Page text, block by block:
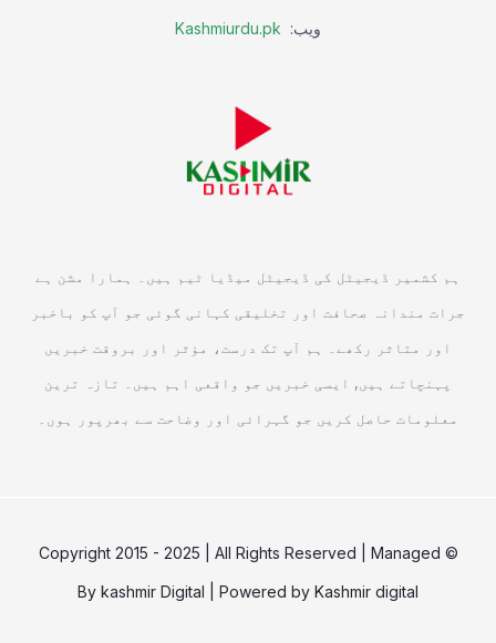
ویب: Kashmiurdu.pk
ہم کشمیر ڈیجیٹل کی ڈیجیٹل میڈیا ٹیم ہیں۔ ہمارا مشن ہے
جرات مندانہ صحافت اور تخلیقی کہانی گوئی جو آپ کو باخبر
اور متاثر رکھے۔ ہم آپ تک درست، مؤثر اور بروقت خبریں
پہنچاتے ہیں, ایسی خبریں جو واقعی اہم ہیں۔ تازہ ترین
معلومات حاصل کریں جو گہرائی اور وضاحت سے بھرپور ہوں۔
© Copyright 2015 - 2025 | All Rights Reserved | Managed
By kashmir Digital | Powered by Kashmir digital